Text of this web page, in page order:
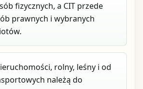
fizycznych, a CIT przede
prawnych i wybranych
rolny, leśny i od
należą do